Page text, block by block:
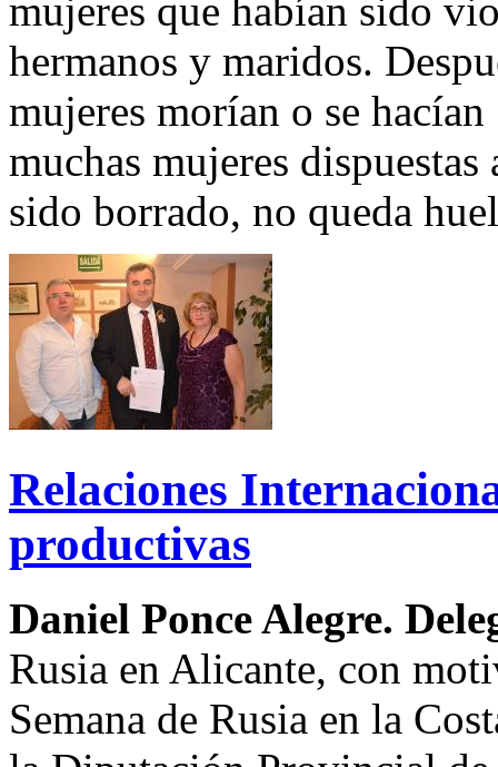
mujeres que habían sido
hermanos y maridos.
mujeres morían o se
muchas mujeres
sido borrado, no queda
Relaciones
productivas
Daniel Ponce Alegre.
Rusia en Alicante, con
Semana de Rusia en la